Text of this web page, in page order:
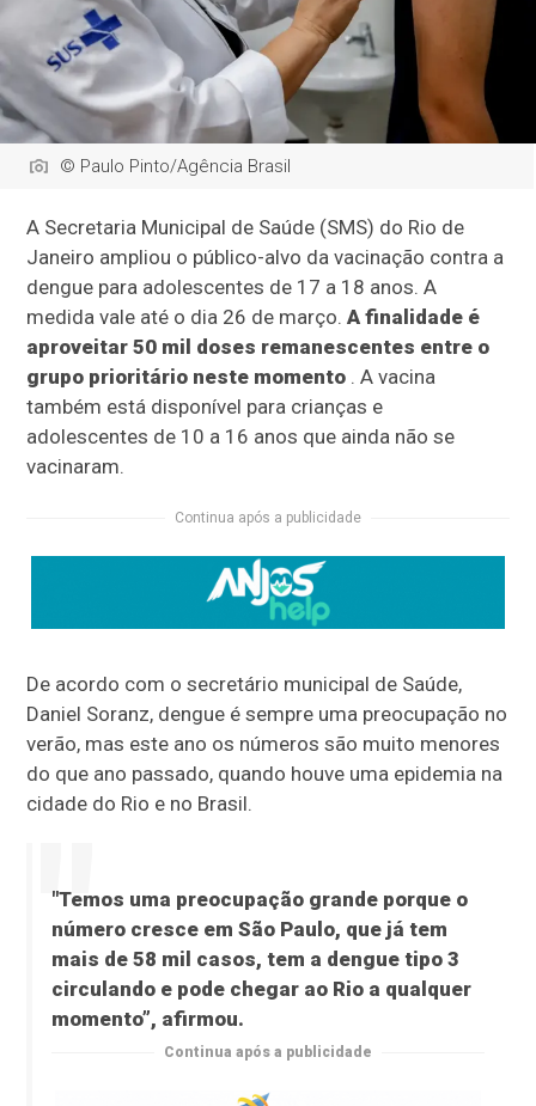
© Paulo Pinto/Agência Brasil
A Secretaria Municipal de Saúde (SMS) do Rio de
Janeiro ampliou o público-alvo da vacinação contra a
dengue para adolescentes de 17 a 18 anos. A
medida vale até o dia 26 de março.A finalidade é
aproveitar 50 mil doses remanescentes entre o
grupo prioritário neste momento . A vacina
também está disponível para crianças e
adolescentes de 10 a 16 anos que ainda não se
vacinaram.
Continua após a publicidade
De acordo com o secretário municipal de Saúde,
Daniel Soranz, dengue é sempre uma preocupação no
verão, mas este ano os números são muito menores
do que ano passado, quando houve uma epidemia na
cidade do Rio e no Brasil.
"Temos uma preocupação grande porque o
número cresce em São Paulo, que já tem
mais de 58 mil casos, tem a dengue tipo 3
circulando e pode chegar ao Rio a qualquer
momento”, afirmou.
Continua após a publicidade